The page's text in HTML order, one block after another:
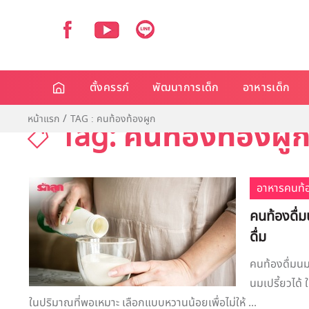
ตั้งครรภ์ พัฒนาการเด็ก อาหารเด็ก
หน้าแรก TAG : คนท้องท้องผูก
Tag: คนท้องท้องผู
อาหารคนท้
คนท้องดื่ม
ดื่ม
คนท้องดื่มน
นมเปรี้ยวไ
ในปริมาณที่พอเหมาะ เลือกแบบหวานน้อยเพื่อไม่ให้ ...